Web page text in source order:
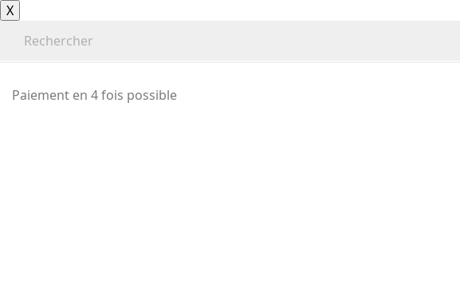
X
Paiement en 4 fois possible